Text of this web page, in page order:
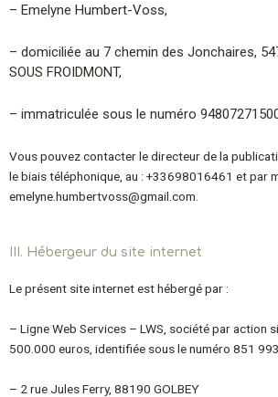
– Emelyne Humbert-Voss,
– domiciliée au 7 chemin des Jonchaires,
SOUS FROIDMONT,
– immatriculée sous le numéro
Vous pouvez contacter le directeur de la
le biais téléphonique, au : +33698016461 et par
emelyne.humbertvoss@gmail.com.
III. Hébergeur du site internet
Le présent site internet est hébergé par :
– Ligne Web Services – LWS, société par action
500.000 euros, identifiée sous le numéro 851
– 2 rue Jules Ferry, 88190 GOLBEY